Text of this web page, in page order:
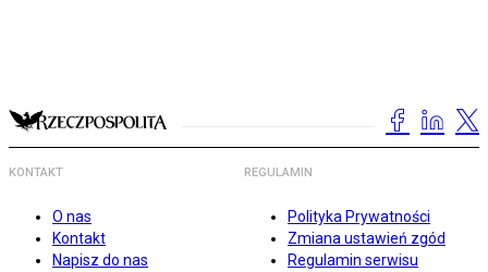
KONTAKT
O nas
Kontakt
Napisz do nas
REGULAMIN
Polityka Prywatności
Zmiana ustawień zgód
Regulamin serwisu